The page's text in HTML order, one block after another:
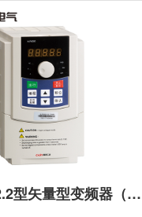
XLP6000-2.2型矢量型变频器（老款）